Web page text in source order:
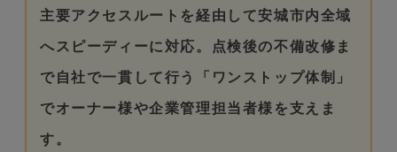
主要アクセスルートを経由して安城市内全域
へスピーディーに対応。点検後の不備改修ま
で自社で一貫して行う「ワンストップ体制」
でオーナー様や企業管理担当者様を支えま
す。